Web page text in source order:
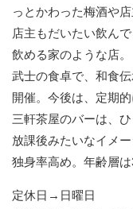
っとかわった梅酒や
店主もだいたい飲ん
飲める家のような店。
武士の食卓で、和食
開催。今後は、定期
三軒茶屋のバーは、
放課後みたいなイメ
独身率高め。年齢層は
定休日→日曜日